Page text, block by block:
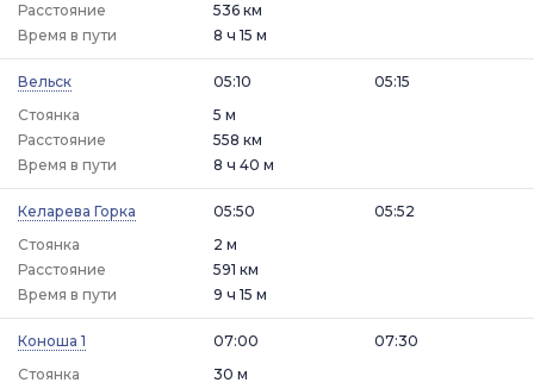
Расстояние
536 км
Время в пути
8 ч 15 м
Вельск
05:10
Стоянка
5 м
05:15
Расстояние
558 км
Время в пути
8 ч 40 м
Келарева Горка
05:50
Стоянка
2 м
05:52
Расстояние
591 км
Время в пути
9 ч 15 м
Коноша 1
07:00
Стоянка
30 м
07:30